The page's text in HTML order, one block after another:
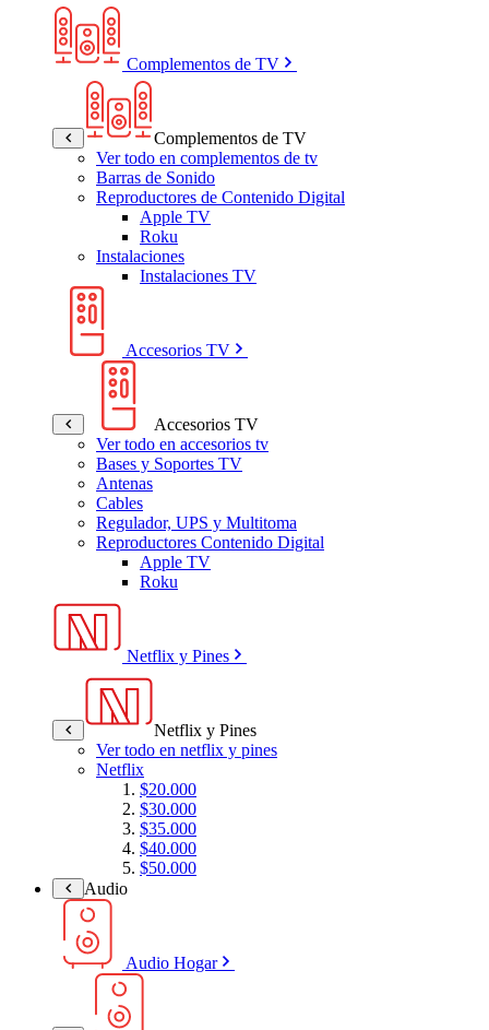
Complementos de TV
Complementos de TV
Ver todo en complementos de tv
Barras de Sonido
Reproductores de Contenido Digital
Apple TV
Roku
Instalaciones
Instalaciones TV
Accesorios TV
Accesorios TV
Ver todo en accesorios tv
Bases y Soportes TV
Antenas
Cables
Regulador, UPS y Multitoma
Reproductores Contenido Digital
Apple TV
Roku
Netflix y Pines
Netflix y Pines
Ver todo en netflix y pines
Netflix
$20.000
$30.000
$35.000
$40.000
$50.000
Audio
Audio Hogar